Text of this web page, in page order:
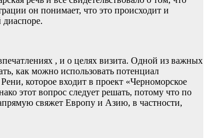
он понимает, что это происходит и
диаспоре.
, и о целях визита. Одной из важных
как можно использовать потенциал
которое входит в проект «Черноморское
этот вопрос следует решать, потому что по
свяжет Европу и Азию, в частности,